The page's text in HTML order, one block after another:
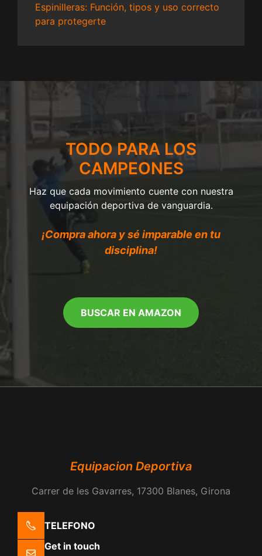
Espinilleras: Función, tipos y uso correcto
para protegerte
TODO PARA LOS
CAMPEONES
Haz que cada movimiento cuente con nuestra
equipación deportiva de vanguardia.
¡Compra ahora y sé imparable en tu
disciplina!
BUSCAR EN AMAZON
Equipacion Deportiva
Carrer de les Gavarres, 17300 Blanes, Girona
TELEFONO
Get in touch